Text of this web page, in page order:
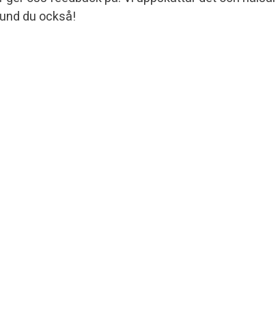
oss feedback på. Vi uppskattar det och hälsar
du också!